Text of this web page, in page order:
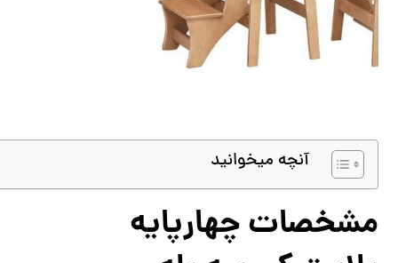
آنچه میخوانید
مشخصات چهارپایه